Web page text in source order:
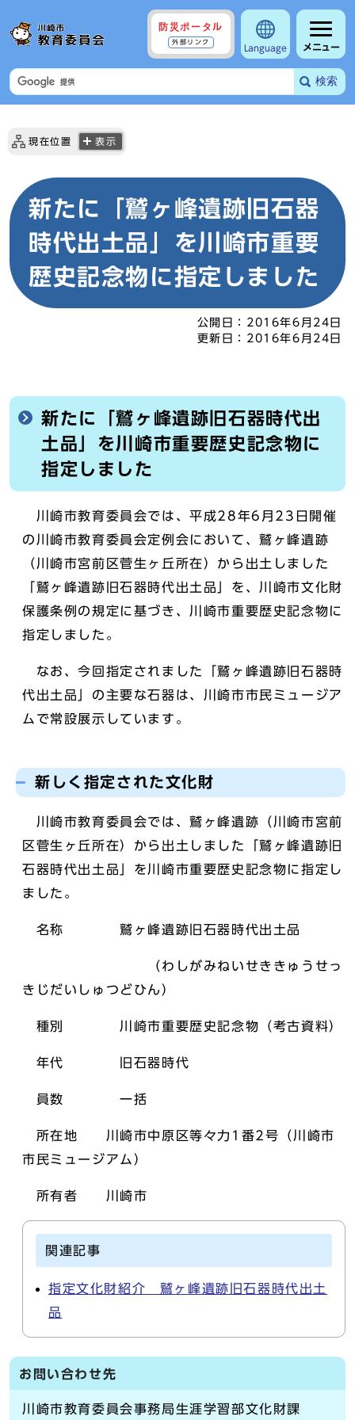
防災ポータル
外部リンク
Language メニュー
検索
現在位置 表示
新たに「鷲ヶ峰遺跡旧石器
時代出土品」を川崎市重要
歴史記念物に指定しました
公開日： 2016年6月24日
更新日： 2016年6月24日
新たに「鷲ヶ峰遺跡旧石器時代出
土品」を川崎市重要歴史記念物に
指定しました
川崎市教育委員会では、平成28年6月23日開催
の川崎市教育委員会定例会において、鷲ヶ峰遺跡
（川崎市宮前区菅生ヶ丘所在）から出土しました
「鷲ヶ峰遺跡旧石器時代出土品」を、川崎市文化財
保護条例の規定に基づき、川崎市重要歴史記念物に
指定しました。
なお、今回指定されました「鷲ヶ峰遺跡旧石器時
代出土品」の主要な石器は、川崎市市民ミュージア
ムで常設展示しています。
新しく指定された文化財
川崎市教育委員会では、鷲ヶ峰遺跡（川崎市宮前
区菅生ヶ丘所在）から出土しました「鷲ヶ峰遺跡旧
石器時代出土品」を川崎市重要歴史記念物に指定し
ました。
名称 鷲ヶ峰遺跡旧石器時代出土品
（わしがみねいせききゅうせっ
きじだいしゅつどひん）
種別 川崎市重要歴史記念物（考古資料）
年代 旧石器時代
員数 一括
所在地 川崎市中原区等々力1番2号（川崎市
市民ミュージアム）
所有者 川崎市
関連記事
指定文化財紹介 鷲ヶ峰遺跡旧石器時代出土
品
お問い合わせ先
川崎市教育委員会事務局生涯学習部文化財課